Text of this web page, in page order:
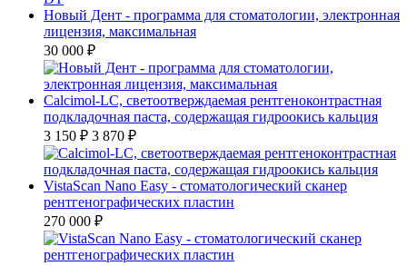
Новый Дент - программа для стоматологии, электронная
лицензия, максимальная
30 000 ₽
Calcimol-LC, светоотверждаемая рентгеноконтрастная
подкладочная паста, содержащая гидроокись кальция
3 150 ₽ 3 870 ₽
VistaScan Nano Easy - стоматологический сканер
рентгенографических пластин
270 000 ₽